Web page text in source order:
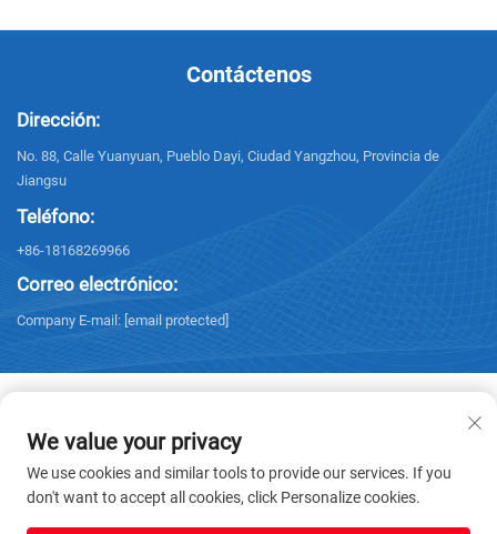
Contáctenos
Dirección:
No. 88, Calle Yuanyuan, Pueblo Dayi, Ciudad Yangzhou, Provincia de
Jiangsu
Teléfono:
+86-18168269966
Correo electrónico:
Company E-mail: [email protected]
Derechos de autor © 2025 Yangzhou Sanxing Technology CO.,LTD. Todos
los derechos reservados. - Política de privacidad
We value your privacy
We use cookies and similar tools to provide our services. If you
don't want to accept all cookies, click Personalize cookies.